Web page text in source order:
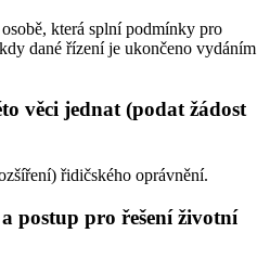
která splní podmínky pro
dané řízení je ukončeno vydáním
věci jednat (podat žádost
řidičského oprávnění.
postup pro řešení životní